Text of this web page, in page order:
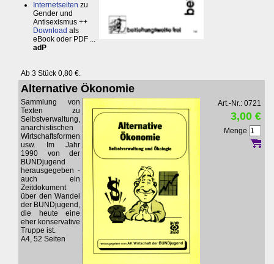
Internetseiten zu
Gender und
Antisexismus ++
Download als
eBook oder PDF ...
adP
Ab 3 Stück 0,80 €.
Alternative Ökonomie
Sammlung von
Texten zu
Selbstverwaltung,
anarchistischen
Wirtschaftsformen
usw. Im Jahr
1990 von der
BUNDjugend
herausgegeben -
auch ein
Zeitdokument
über den Wandel
der BUNDjugend,
die heute eine
eher konservative
Truppe ist.
A4, 52 Seiten
Art.-Nr.: 0721
3,00 €
Menge